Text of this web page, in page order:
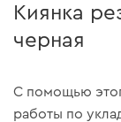
Киянка
черная
С помощью
работы по